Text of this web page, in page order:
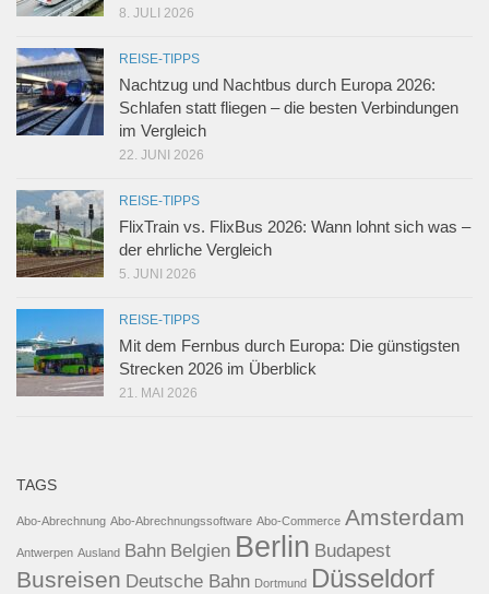
8. JULI 2026
REISE-TIPPS
Nachtzug und Nachtbus durch Europa 2026:
Schlafen statt fliegen – die besten Verbindungen
im Vergleich
22. JUNI 2026
REISE-TIPPS
FlixTrain vs. FlixBus 2026: Wann lohnt sich was –
der ehrliche Vergleich
5. JUNI 2026
REISE-TIPPS
Mit dem Fernbus durch Europa: Die günstigsten
Strecken 2026 im Überblick
21. MAI 2026
TAGS
Abo-Abrechnung Abo-Abrechnungssoftware Abo-Commerce Amsterdam
Antwerpen Ausland Bahn Belgien Berlin Budapest
Busreisen Deutsche Bahn Dortmund Düsseldorf